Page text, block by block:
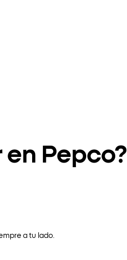
Pepco?
a tu lado.